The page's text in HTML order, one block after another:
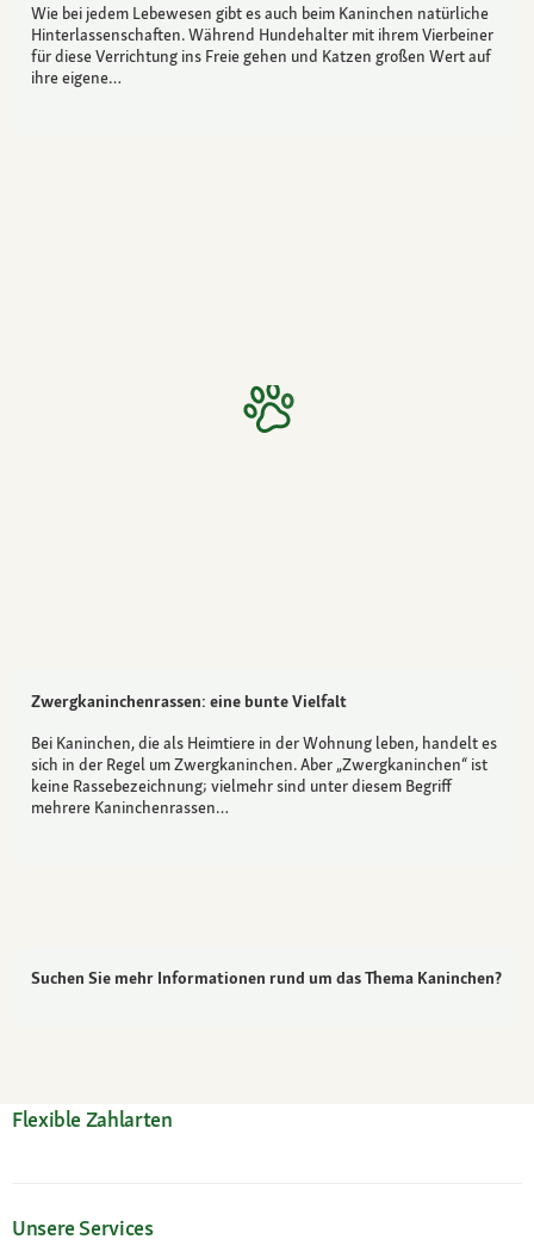
Wie bei jedem Lebewesen gibt es auch beim Kaninchen natürliche
Hinterlassenschaften. Während Hundehalter mit ihrem Vierbeiner
für diese Verrichtung ins Freie gehen und Katzen großen Wert auf
ihre eigene…
Zwergkaninchenrassen: eine bunte Vielfalt
Bei Kaninchen, die als Heimtiere in der Wohnung leben, handelt es
sich in der Regel um Zwergkaninchen. Aber „Zwergkaninchen“ ist
keine Rassebezeichnung; vielmehr sind unter diesem Begriff
mehrere Kaninchenrassen…
Suchen Sie mehr Informationen rund um das Thema Kaninchen?
Flexible Zahlarten
Unsere Services